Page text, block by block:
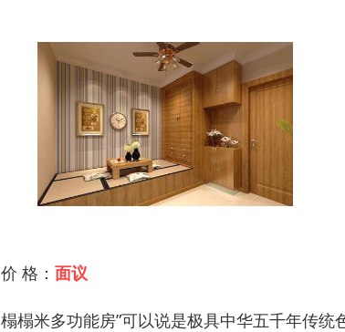
价 格： 面议
榻榻米多功能房”可以说是极具中华五千年传